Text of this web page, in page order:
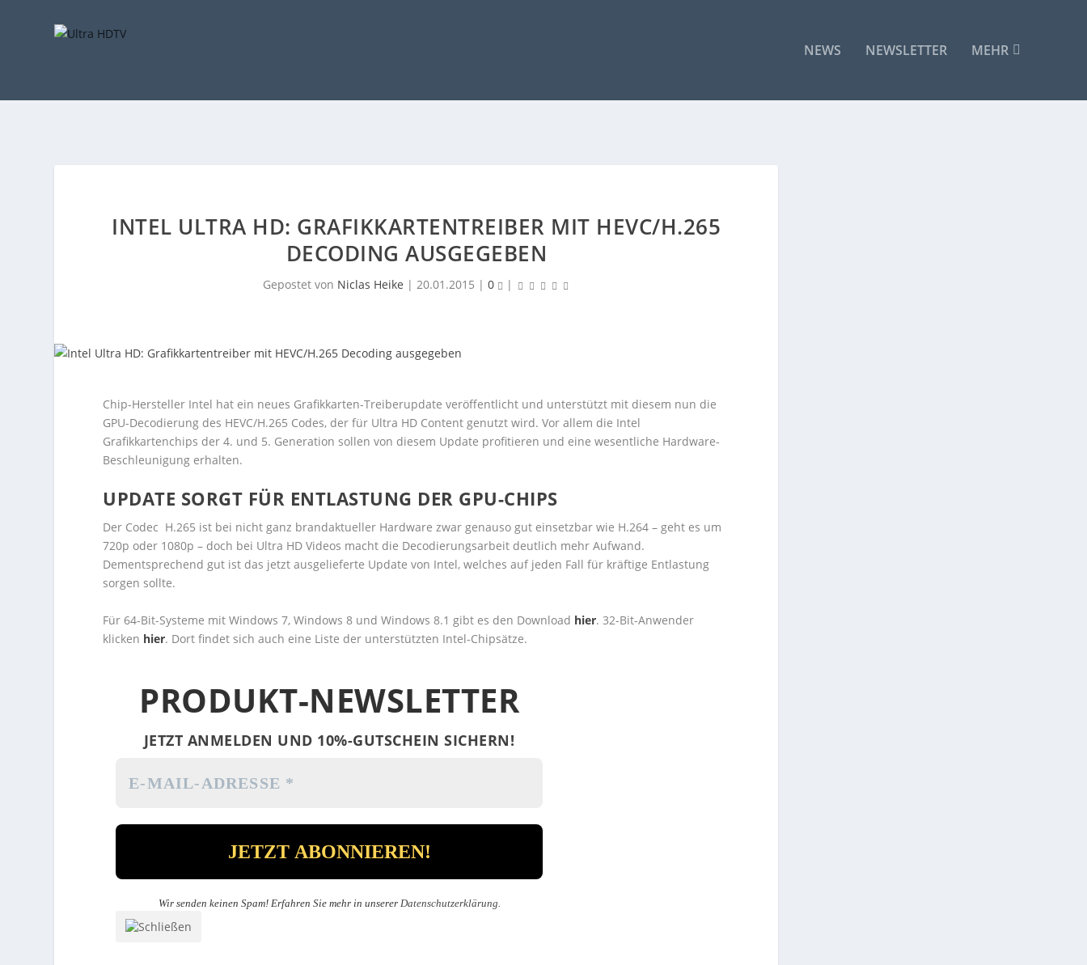
NEWS NEWSLETTER MEHR
INTEL ULTRA HD: GRAFIKKARTENTREIBER MIT HEVC/H.265
DECODING AUSGEGEBEN
Gepostet von Niclas Heike |20.01.2015 |0 |
Chip-Hersteller Intel hat ein neues Grafikkarten-Treiberupdate veröffentlicht und unterstützt mit diesem nun die
GPU-Decodierung des HEVC/H.265 Codes, der für Ultra HD Content genutzt wird. Vor allem die Intel
Grafikkartenchips der 4. und 5. Generation sollen von diesem Update profitieren und eine wesentliche Hardware-
Beschleunigung erhalten.
UPDATE SORGT FÜR ENTLASTUNG DER GPU-CHIPS
Der Codec H.265 ist bei nicht ganz brandaktueller Hardware zwar genauso gut einsetzbar wie H.264 – geht es um
720p oder 1080p – doch bei Ultra HD Videos macht die Decodierungsarbeit deutlich mehr Aufwand.
Dementsprechend gut ist das jetzt ausgelieferte Update von Intel, welches auf jeden Fall für kräftige Entlastung
sorgen sollte.
Für 64-Bit-Systeme mit Windows 7, Windows 8 und Windows 8.1 gibt es den Download hier. 32-Bit-Anwender
klicken hier. Dort findet sich auch eine Liste der unterstützten Intel-Chipsätze.
PRODUKT-NEWSLETTER
JETZT ANMELDEN UND 10%-GUTSCHEIN SICHERN!
Wir senden keinen Spam! Erfahren Sie mehr in unserer Datenschutzerklärung